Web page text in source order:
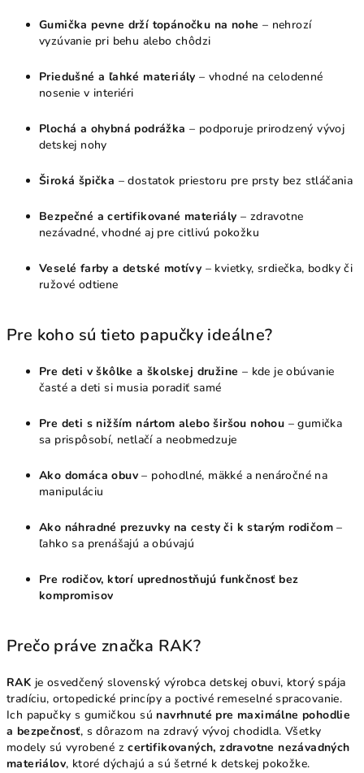
i
e
r
y
ý
p
s
Gumička pevne drží topánočku na nohe – nehrozí
vyzúvanie pri behu alebo chôdzi
Priedušné a ľahké materiály – vhodné na celodenné
nosenie v interiéri
Plochá a ohybná podrážka – podporuje prirodzený vývoj
detskej nohy
Široká špička – dostatok priestoru pre prsty bez stláčania
Bezpečné a certifikované materiály – zdravotne
nezávadné, vhodné aj pre citlivú pokožku
Veselé farby a detské motívy – kvietky, srdiečka, bodky či
ružové odtiene
Pre koho sú tieto papučky ideálne?
Pre deti v škôlke a školskej družine – kde je obúvanie
časté a deti si musia poradiť samé
Pre deti s nižším nártom alebo širšou nohou – gumička
sa prispôsobí, netlačí a neobmedzuje
Ako domáca obuv – pohodlné, mäkké a nenáročné na
manipuláciu
Ako náhradné prezuvky na cesty či k starým rodičom –
ľahko sa prenášajú a obúvajú
Pre rodičov, ktorí uprednostňujú funkčnosť bez
kompromisov
Prečo práve značka RAK?
RAK je osvedčený slovenský výrobca detskej obuvi, ktorý spája
tradíciu, ortopedické princípy a poctivé remeselné spracovanie.
Ich papučky s gumičkou sú navrhnuté pre maximálne pohodlie
a bezpečnosť, s dôrazom na zdravý vývoj chodidla. Všetky
modely sú vyrobené zcertifikovaných, zdravotne nezávadných
materiálov, ktoré dýchajú a sú šetrné k detskej pokožke.